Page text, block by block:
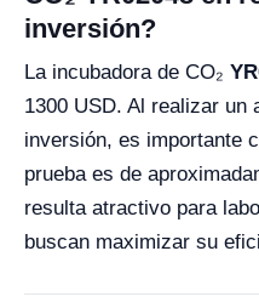
inversión?
La incubadora de CO₂
1300 USD. Al realizar un
inversión, es importante
prueba es de
resulta atractivo para
buscan maximizar su